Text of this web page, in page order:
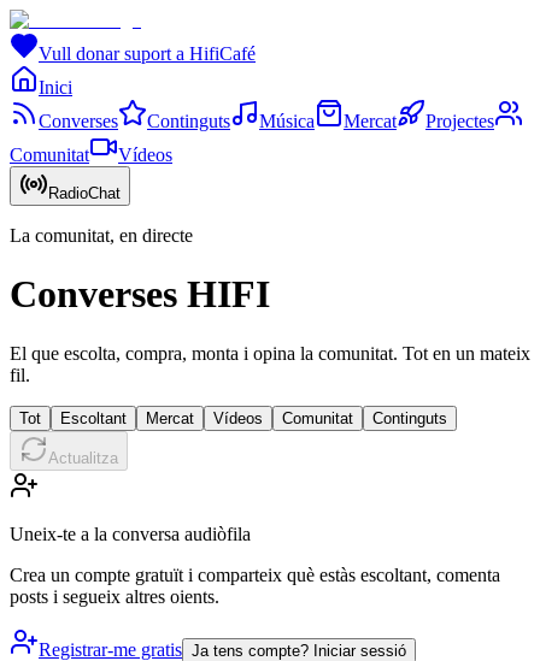
Vull donar suport a HifiCafé
Inici
Converses
Continguts Música Mercat
Projectes
Comunitat
Vídeos
RadioChat
La comunitat, en directe
Converses HIFI
El que escolta, compra, monta i opina la comunitat. Tot en un mateix
fil.
Tot Escoltant Mercat Vídeos Comunitat Continguts
Actualitza
Uneix-te a la conversa audiòfila
Crea un compte gratuït i comparteix què estàs escoltant, comenta
posts i segueix altres oients.
Registrar-me gratis Ja tens compte? Iniciar sessió